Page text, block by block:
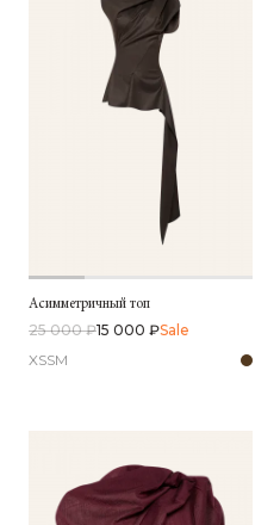
Асимметричный топ
25 000 ₽15 000 ₽Sale
XSSM